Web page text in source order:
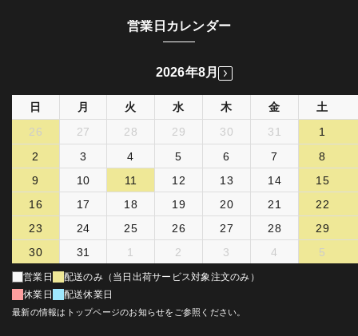
営業日カレンダー
2026年8月
日 月 火 水 木 金
土
26
27 28 29 30 31
1
2
3 4 5 6 7
8
9
10 11 12 13 14
15
16
17 18 19 20 21
22
23
24 25 26 27 28
29
30
31 1 2 3 4 5
営業日
配送のみ（当日出荷サービス対象注文のみ）
休業日
配送休業日
最新の情報はトップページのお知らせをご参照ください。